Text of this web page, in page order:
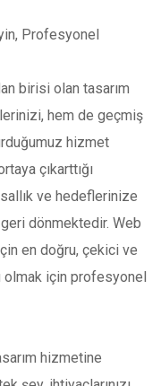
Profesyonel
birisi olan tasarım
hem de geçmiş
hizmet
çıkarttığı
ve hedeflerinize
dönmektedir. Web
en doğru, çekici ve
olmak için profesyonel
hizmetine